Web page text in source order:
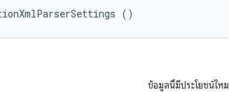
()
ข้อมูลนี้มีประโยชน์ไหม